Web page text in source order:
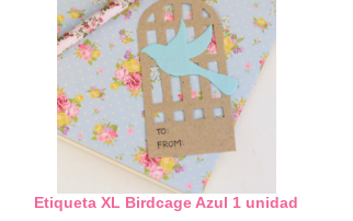
Etiqueta XL Birdcage Azul 1 unidad